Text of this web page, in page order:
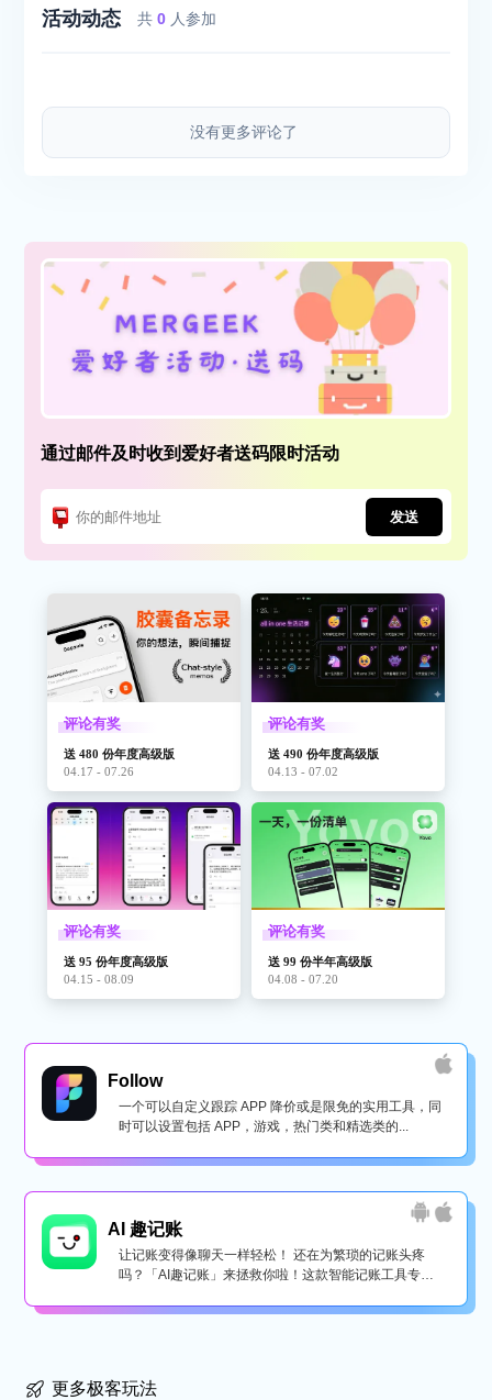
活动动态 共0 人参加
没有更多评论了
通过邮件及时收到爱好者送码限时活动
发送
评论有奖
送 480 份年度高级版
04.17 - 07.26
评论有奖
送 490 份年度高级版
04.13 - 07.02
评论有奖
送 95 份年度高级版
04.15 - 08.09
评论有奖
送 99 份半年高级版
04.08 - 07.20
Follow
一个可以自定义跟踪 APP 降价或是限免的实用工具，同
时可以设置包括 APP，游戏，热门类和精选类的...
AI 趣记账
让记账变得像聊天一样轻松！ 还在为繁琐的记账头疼
吗？「AI趣记账」来拯救你啦！这款智能记账工具专为
更多极客玩法